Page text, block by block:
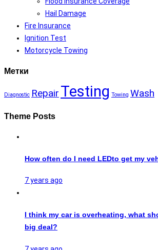
Hail Damage
Fire Insurance
Ignition Test
Motorcycle Towing
Метки
Diagnostic Repair Testing Towing Wash
Theme Posts
How often do I need LEDto get my
7 years ago
I think my car is overheating, what
big deal?